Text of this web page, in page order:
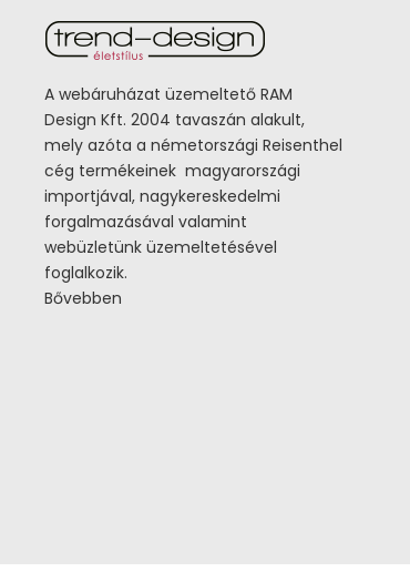
A webáruházat üzemeltető RAM
Design Kft. 2004 tavaszán alakult,
mely azóta a németországi Reisenthel
cég termékeinek magyarországi
importjával, nagykereskedelmi
forgalmazásával valamint
webüzletünk üzemeltetésével
foglalkozik.
Bővebben